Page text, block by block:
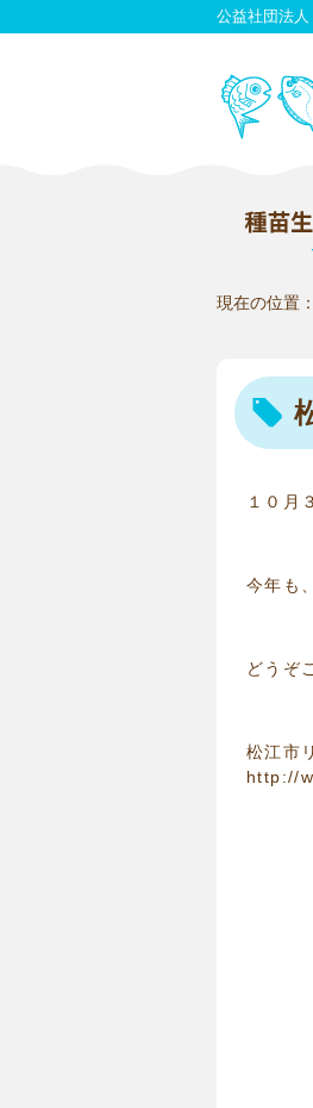
公益社団法
現在の位置：
１０月
今年も
どうぞ
松江市
http://